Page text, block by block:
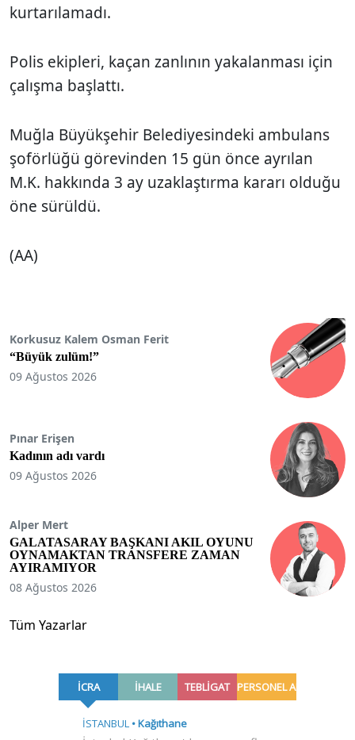
kurtarılamadı.
Polis ekipleri, kaçan zanlının yakalanması için
çalışma başlattı.
Muğla Büyükşehir Belediyesindeki ambulans
şoförlüğü görevinden 15 gün önce ayrılan
M.K. hakkında 3 ay uzaklaştırma kararı olduğu
öne sürüldü.
(AA)
Korkusuz Kalem Osman Ferit
“Büyük zulüm!”
09 Ağustos 2026
Pınar Erişen
Kadının adı vardı
09 Ağustos 2026
Alper Mert
GALATASARAY BAŞKANI AKIL OYUNU
OYNAMAKTAN TRANSFERE ZAMAN
AYIRAMIYOR
08 Ağustos 2026
Tüm Yazarlar